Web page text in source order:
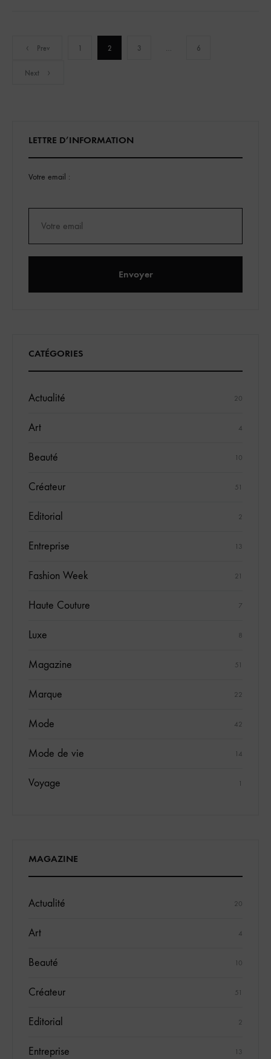
Pagination
publications
Prev 1 2 3 … 6
Next
LETTRE D’INFORMATION
Votre email :
CATÉGORIES
Actualité 20
Art 4
Beauté 10
Créateur 51
Editorial 2
Entreprise 13
Fashion Week 21
Haute Couture 7
Luxe 8
Magazine 51
Marque 22
Mode 42
Mode de vie 14
Voyage 1
MAGAZINE
Actualité 20
Art 4
Beauté 10
Créateur 51
Editorial 2
Entreprise 13